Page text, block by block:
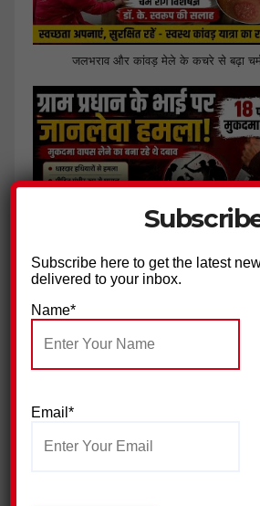
जलभराव और कांवड़ मेले के कचरे से बढ़ा चर्म
ग्राम प्रधान के भाई पर हमला, 18 नामजद
Subscribe here to get the latest
delivered to your inbox.
Name*
Email*